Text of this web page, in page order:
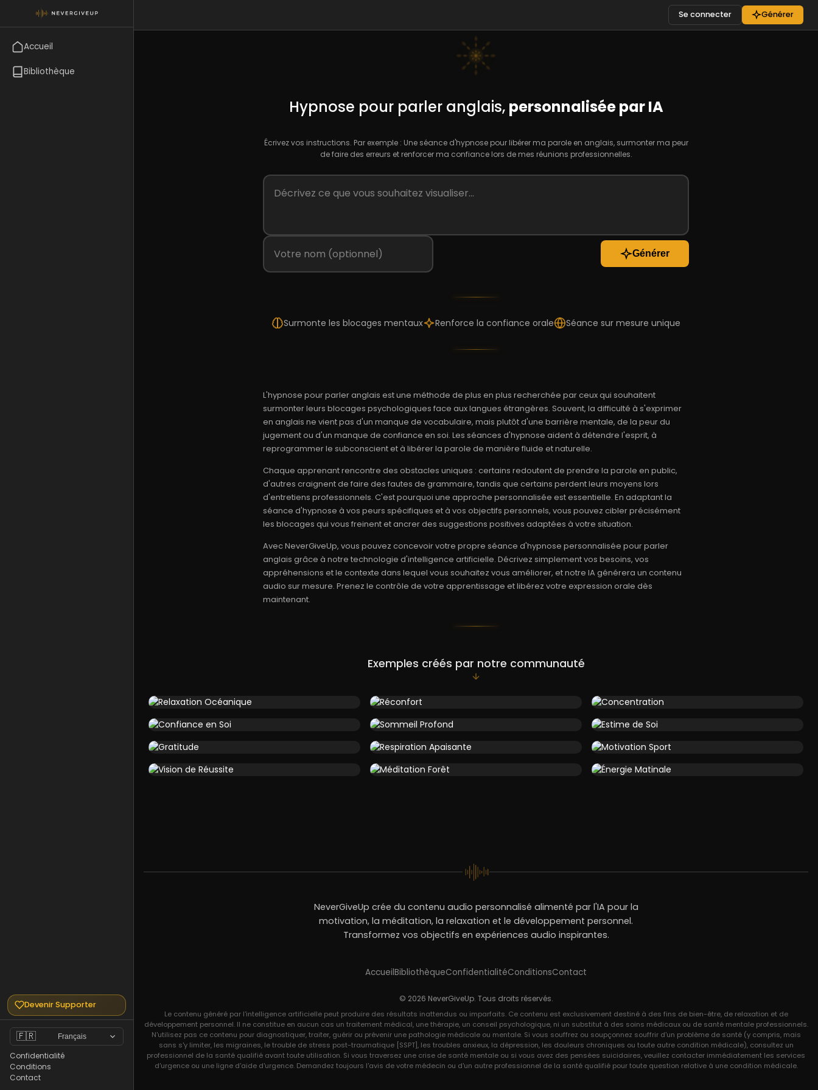
Accueil
Bibliothèque
Devenir Supporter
🇫🇷 Français
Confidentialité
Conditions
Contact
Se connecter Générer
Hypnose pour parler anglais, personnalisée par IA
Écrivez vos instructions. Par exemple : Une séance d'hypnose pour libérer ma parole en anglais, surmonter ma peur
de faire des erreurs et renforcer ma confiance lors de mes réunions professionnelles.
Générer
Surmonte les blocages mentaux Renforce la confiance orale Séance sur mesure unique
L'hypnose pour parler anglais est une méthode de plus en plus recherchée par ceux qui souhaitent
surmonter leurs blocages psychologiques face aux langues étrangères. Souvent, la difficulté à s'exprimer
en anglais ne vient pas d'un manque de vocabulaire, mais plutôt d'une barrière mentale, de la peur du
jugement ou d'un manque de confiance en soi. Les séances d'hypnose aident à détendre l'esprit, à
reprogrammer le subconscient et à libérer la parole de manière fluide et naturelle.
Chaque apprenant rencontre des obstacles uniques : certains redoutent de prendre la parole en public,
d'autres craignent de faire des fautes de grammaire, tandis que certains perdent leurs moyens lors
d'entretiens professionnels. C'est pourquoi une approche personnalisée est essentielle. En adaptant la
séance d'hypnose à vos peurs spécifiques et à vos objectifs personnels, vous pouvez cibler précisément
les blocages qui vous freinent et ancrer des suggestions positives adaptées à votre situation.
Avec NeverGiveUp, vous pouvez concevoir votre propre séance d'hypnose personnalisée pour parler
anglais grâce à notre technologie d'intelligence artificielle. Décrivez simplement vos besoins, vos
appréhensions et le contexte dans lequel vous souhaitez vous améliorer, et notre IA générera un contenu
audio sur mesure. Prenez le contrôle de votre apprentissage et libérez votre expression orale dès
maintenant.
Exemples créés par notre communauté
NeverGiveUp crée du contenu audio personnalisé alimenté par l'IA pour la
motivation, la méditation, la relaxation et le développement personnel.
Transformez vos objectifs en expériences audio inspirantes.
AccueilBibliothèqueConfidentialitéConditionsContact
© 2026 NeverGiveUp. Tous droits réservés.
Le contenu généré par l'intelligence artificielle peut produire des résultats inattendus ou imparfaits. Ce contenu est exclusivement destiné à des fins de bien-être, de relaxation et de
développement personnel. Il ne constitue en aucun cas un traitement médical, une thérapie, un conseil psychologique, ni un substitut à des soins médicaux ou de santé mentale professionnels.
N'utilisez pas ce contenu pour diagnostiquer, traiter, guérir ou prévenir une pathologie médicale ou mentale. Si vous souffrez ou soupçonnez souffrir d'un problème de santé (y compris, mais
sans s'y limiter, les migraines, le trouble de stress post-traumatique [SSPT], les troubles anxieux, la dépression, les douleurs chroniques ou toute autre condition médicale), consultez un
professionnel de la santé qualifié avant toute utilisation. Si vous traversez une crise de santé mentale ou si vous avez des pensées suicidaires, veuillez contacter immédiatement les services
d'urgence ou une ligne d'aide d'urgence. Demandez toujours l'avis de votre médecin ou d'un autre professionnel de la santé qualifié pour toute question relative à une condition médicale.